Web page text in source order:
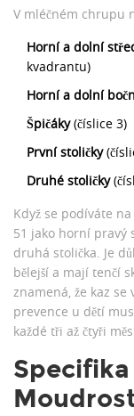
V mléčném chrupu
Horní a dolní
kvadrantu)
Horní a dolní
Špičáky(číslice 3)
První stoličky
Druhé stoličky
Když se podíváte
51 jako horní pravý
druhá stolička. Je
bělejší a mají tenčí
znamená, že kaz
prevence u dětí
každé tři až čtyři